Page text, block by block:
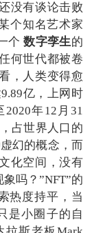
没有谈论击败
个知名艺术家
个数字孪生的
何世代都被卷
，人类变得愈
亿，上网时
年12月31
占世界人口的
幻的概念，而
化空间，没有
吗？”NFT”的
热度持平，当
是小圈子的自